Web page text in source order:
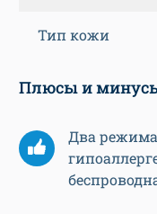
Тип кожи
Плюсы и
Два режима